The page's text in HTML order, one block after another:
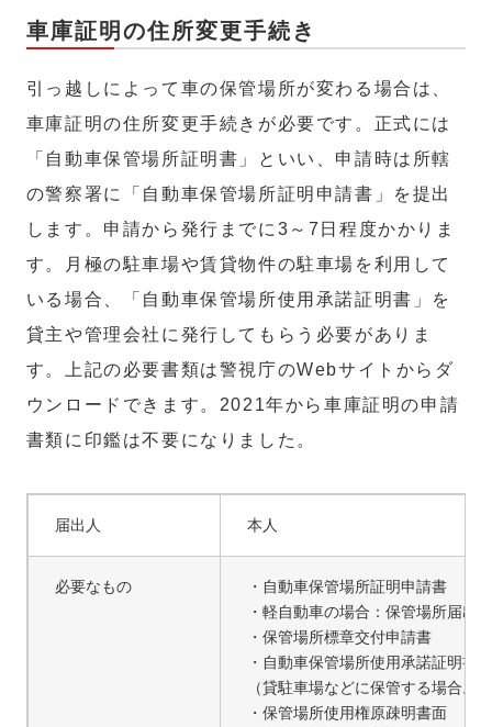
車庫証明の住所変更手続き
引っ越しによって車の保管場所が変わる場合は、
車庫証明の住所変更手続きが必要です。正式には
「自動車保管場所証明書」といい、申請時は所轄
の警察署に「自動車保管場所証明申請書」を提出
します。申請から発行までに3～7日程度かかりま
す。月極の駐車場や賃貸物件の駐車場を利用して
いる場合、「自動車保管場所使用承諾証明書」を
貸主や管理会社に発行してもらう必要がありま
す。上記の必要書類は警視庁のWebサイトからダ
ウンロードできます。2021年から車庫証明の申請
書類に印鑑は不要になりました。
届出人 本人
必要なもの
・自動車保管場所証明申請書
・軽自動車の場合：保管場所届出書
・保管場所標章交付申請書
・自動車保管場所使用承諾証明書
（貸駐車場などに保管する場合。
・保管場所使用権原疎明書面